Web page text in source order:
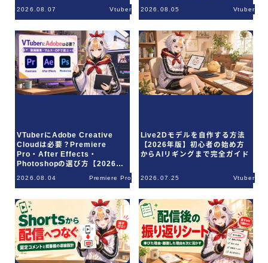
ご利用規約
Q＆A
お問合せ
2026.08.07 Vtuber 2026.08.05 Vtuber
VTuberにAdobe Creative
Cloudは必要？Premiere
Pro・After Effects・
Photoshopの選び方【2026年
2026.08.04 Premiere Pro
Live2Dモデルを自作する方法
【2026年版】初心者の始め方
からAIリギングまで完全ガイド
2026.07.25 Vtuber